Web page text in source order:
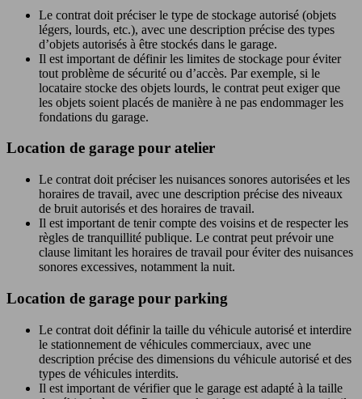
Le contrat doit préciser le type de stockage autorisé (objets
légers, lourds, etc.), avec une description précise des types
d’objets autorisés à être stockés dans le garage.
Il est important de définir les limites de stockage pour éviter
tout problème de sécurité ou d’accès. Par exemple, si le
locataire stocke des objets lourds, le contrat peut exiger que
les objets soient placés de manière à ne pas endommager les
fondations du garage.
Location de garage pour atelier
Le contrat doit préciser les nuisances sonores autorisées et les
horaires de travail, avec une description précise des niveaux
de bruit autorisés et des horaires de travail.
Il est important de tenir compte des voisins et de respecter les
règles de tranquillité publique. Le contrat peut prévoir une
clause limitant les horaires de travail pour éviter des nuisances
sonores excessives, notamment la nuit.
Location de garage pour parking
Le contrat doit définir la taille du véhicule autorisé et interdire
le stationnement de véhicules commerciaux, avec une
description précise des dimensions du véhicule autorisé et des
types de véhicules interdits.
Il est important de vérifier que le garage est adapté à la taille